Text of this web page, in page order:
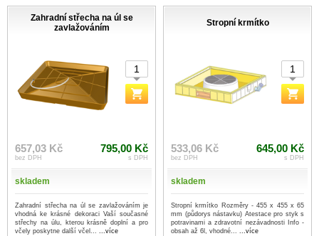
Zahradní střecha na úl se
zavlažováním
657,03 Kč
bez DPH
795,00 Kč
s DPH
skladem
Zahradní střecha na úl se zavlažováním je
vhodná ke krásné dekoraci Vaší současné
střechy na úlu, kterou krásně doplní a pro
včely poskytne další včel... ...více
Stropní krmítko
533,06 Kč
bez DPH
645,00 Kč
s DPH
skladem
Stropní krmítko Rozměry - 455 x 455 x 65
mm (půdorys nástavku) Atestace pro styk s
potravinami a zdravotní nezávadnosti Info -
obsah až 6l, vhodné... ...více